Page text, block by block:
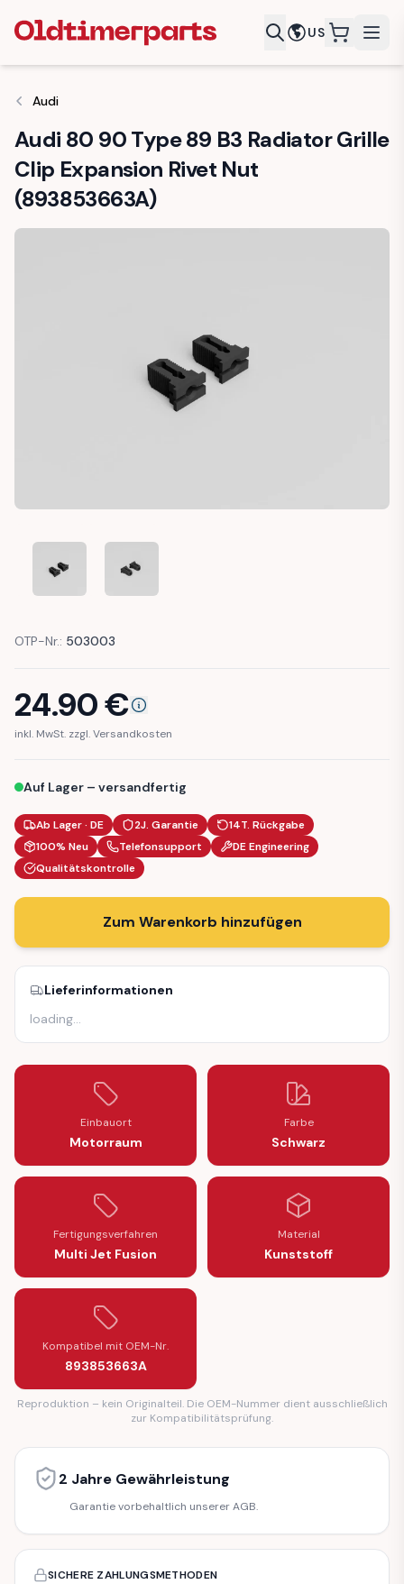
US
Audi
Audi 80 90 Type 89 B3 Radiator Grille
Clip Expansion Rivet Nut
(893853663A)
AUDI 80 90 TYPE 89 B3 RADIATOR GRILLE CLIP
AUDI 80 90 TYPE 89 B3 RADIATOR GRILLE
OTP-Nr.: 503003
24.90€
inkl. MwSt. zzgl. Versandkosten
Auf Lager – versandfertig
Ab Lager · DE 2J. Garantie
14T. Rückgabe
100% Neu
Telefonsupport
DE Engineering
Qualitätskontrolle
Zum Warenkorb hinzufügen
Lieferinformationen
loading…
Einbauort
Motorraum
Farbe
Schwarz
Fertigungsverfahren
Multi Jet Fusion
Material
Kunststoff
Kompatibel mit OEM-Nr.
893853663A
Reproduktion – kein Originalteil. Die OEM-Nummer dient ausschließlich
zur Kompatibilitätsprüfung.
2 Jahre Gewährleistung
Garantie vorbehaltlich unserer AGB.
SICHERE ZAHLUNGSMETHODEN